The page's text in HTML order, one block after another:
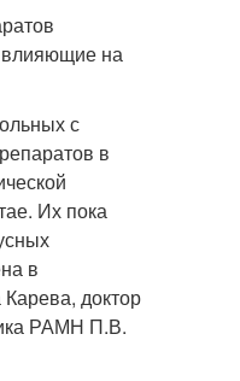
влияющие на
с
в
Их пока
в
доктор
РАМН П.В.